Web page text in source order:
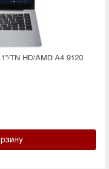
TN HD/AMD A4 9120